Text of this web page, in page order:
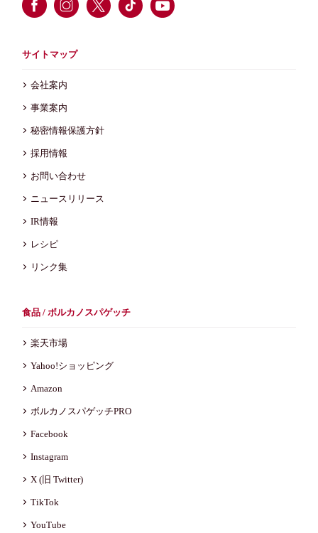
サイトマップ
会社案内
事業案内
秘密情報保護方針
採用情報
お問い合わせ
ニュースリリース
IR情報
レシピ
リンク集
食品 / ボルカノスパゲッチ
楽天市場
Yahoo!ショッピング
Amazon
ボルカノスパゲッチPRO
Facebook
Instagram
X (旧 Twitter)
TikTok
YouTube